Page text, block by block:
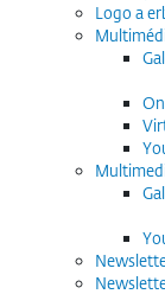
Logo a